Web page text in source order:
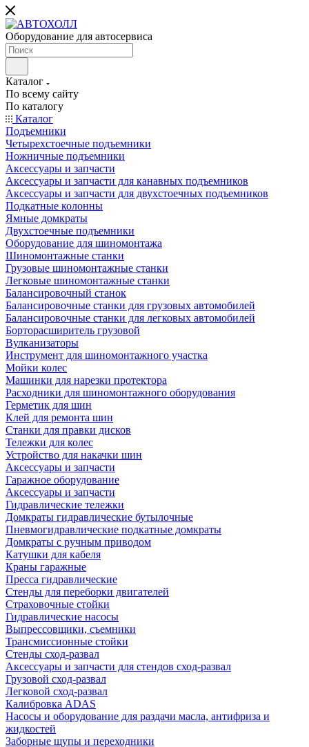
Оборудование для автосервиса
Каталог
По всему сайту
По каталогу
Каталог
Подъемники
Четырехстоечные подъемники
Ножничные подъемники
Аксессуары и запчасти
Аксессуары и запчасти для канавных подъемников
Аксессуары и запчасти для двухстоечных подъемников
Подкатные колонны
Ямные домкраты
Двухстоечные подъемники
Оборудование для шиномонтажа
Шиномонтажные станки
Грузовые шиномонтажные станки
Легковые шиномонтажные станки
Балансировочный станок
Балансировочные станки для грузовых автомобилей
Балансировочные станки для легковых автомобилей
Борторасширитель грузовой
Вулканизаторы
Инструмент для шиномонтажного участка
Мойки колес
Машинки для нарезки протектора
Расходники для шиномонтажного оборудования
Герметик для шин
Клей для ремонта шин
Станки для правки дисков
Тележки для колес
Устройство для накачки шин
Аксессуары и запчасти
Гаражное оборудование
Аксессуары и запчасти
Гидравлические тележки
Домкраты гидравлические бутылочные
Пневмогидравлические подкатные домкраты
Домкраты с ручным приводом
Катушки для кабеля
Краны гаражные
Пресса гидравлические
Стенды для переборки двигателей
Страховочные стойки
Гидравлические насосы
Выпрессовщики, съемники
Трансмиссионные стойки
Стенды сход-развал
Аксессуары и запчасти для стендов сход-развал
Грузовой сход-развал
Легковой сход-развал
Калибровка ADAS
Насосы и оборудование для раздачи масла, антифриза и
жидкостей
Заборные щупы и переходники